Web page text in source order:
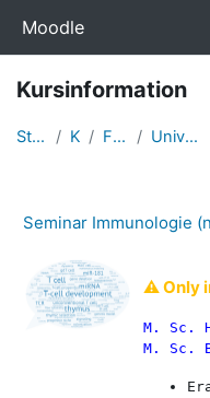
Moodle
Kursinformation
Startseite Kurse Fakultäten Universitätsmedizin
Seminar Immunologie
⚠️ Only
M. Sc.
M. Sc.